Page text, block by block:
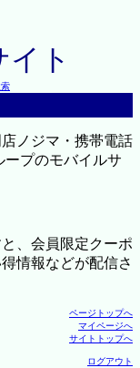
ト
ノジマ・携帯電話
ープのモバイルサ
、会員限定クーポ
情報などが配信さ
ページトップへ
マイページへ
サイトトップへ
ログアウト